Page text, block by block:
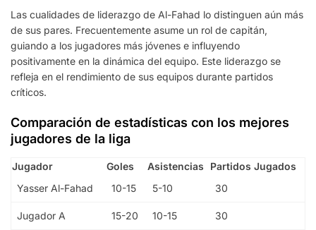
Las cualidades de liderazgo de Al-Fahad lo distinguen aún más
de sus pares. Frecuentemente asume un rol de capitán,
guiando a los jugadores más jóvenes e influyendo
positivamente en la dinámica del equipo. Este liderazgo se
refleja en el rendimiento de sus equipos durante partidos
críticos.
Comparación de estadísticas con los mejores
jugadores de la liga
Jugador Goles Asistencias
Partidos Jugados
Yasser Al-Fahad
10-15 5-10 30
Jugador A 15-20 10-15 30